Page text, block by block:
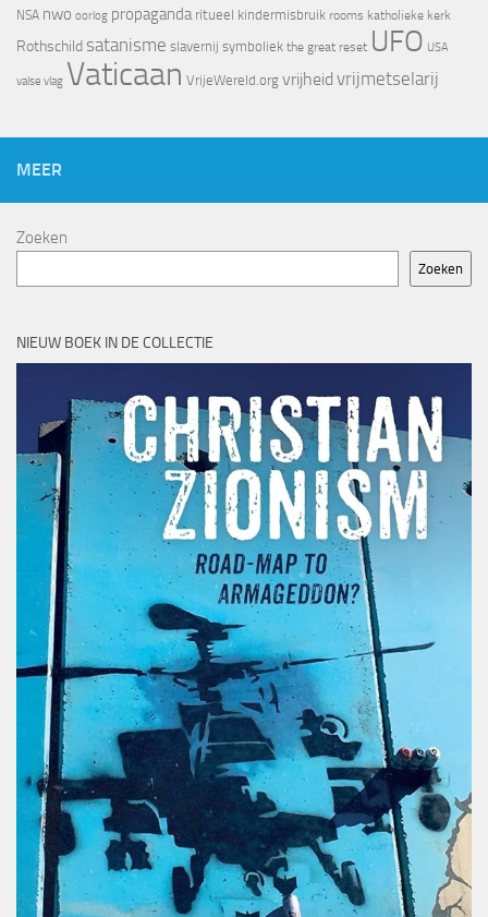
NSA nwo oorlog propaganda ritueel kindermisbruik rooms katholieke kerk
Rothschild satanisme slavernij symboliek the great reset UFO USA
valse vlag Vaticaan VrijeWereld.org vrijheid vrijmetselarij
MEER
Zoeken
Zoeken
NIEUW BOEK IN DE COLLECTIE